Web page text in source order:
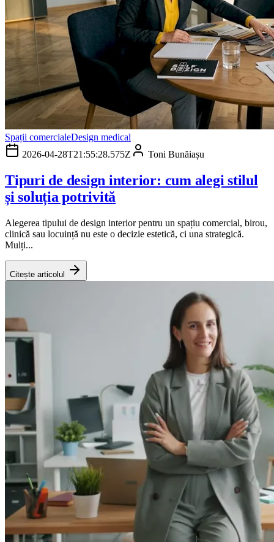
Spații comercialeDesign medical
2026-04-28T21:55:28.575Z
Toni Bunăiașu
Tipuri de design interior: cum alegi stilul
și soluția potrivită
Alegerea tipului de design interior pentru un spațiu comercial, birou,
clinică sau locuință nu este o decizie estetică, ci una strategică.
Mulți...
Citește articolul